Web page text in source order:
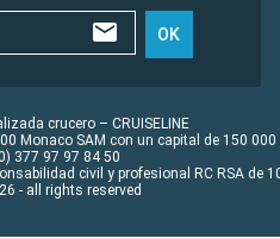
OK
crucero – CRUISELINE
Monaco SAM con un capital de 150 000
377 97 97 84 50
civil y profesional RC RSA de
- all rights reserved